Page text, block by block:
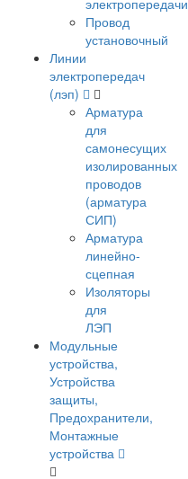
электропередачи
Провод
установочный
Линии
электропередач
(лэп)
Арматура
для
самонесущих
изолированных
проводов
(арматура
СИП)
Арматура
линейно-
сцепная
Изоляторы
для
ЛЭП
Модульные
устройства,
Устройства
защиты,
Предохранители,
Монтажные
устройства